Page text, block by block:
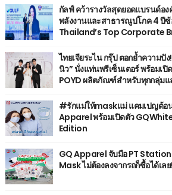
กัลฟ์ คว้ารางวัลสุดยอดแบรนด์อ
พลังงานและสาธารณูปโภค 4 ปีซ้
Thailand’s Top Corporate
ไทยเจียระไน กรุ๊ป ตอกย้ำความ
นิว” นั่งแท่นพรีเซ็นเตอร์ พร้อมเปิ
POYD ผลิตภัณฑ์สำหรับทุกกลุ่มแ
#รักแม่ให้maskแม่ แคมเปญต้อ
Apparel พร้อมเปิดตัว
Edition
GQ Apparel จับมือ PT
Mask ไม่ต้องลงจากรถก็ซื้อได้เลย!